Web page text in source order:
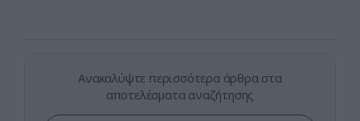
Ανακαλύψτε περισσότερα άρθρα στα
αποτελέσματα αναζήτησης